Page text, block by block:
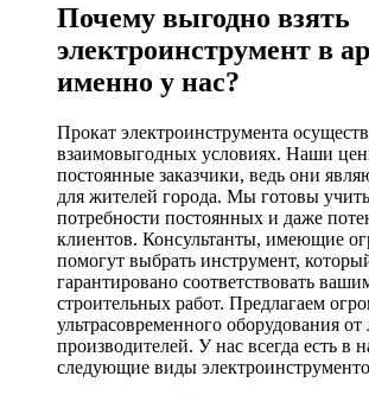
Почему выгодно взять
электроинструмент в
именно у нас?
Прокат электроинструмента
взаимовыгодных условиях. Наши
постоянные заказчики, ведь они
для жителей города. Мы готовы
потребности постоянных и даже
клиентов. Консультанты, имеющие
помогут выбрать инструмент,
гарантировано соответствовать
строительных работ. Предлагаем
ультрасовременного оборудования
производителей. У нас всегда есть в
следующие виды